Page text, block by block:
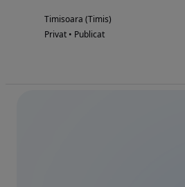
Timisoara (Timis)
Privat • Publicat